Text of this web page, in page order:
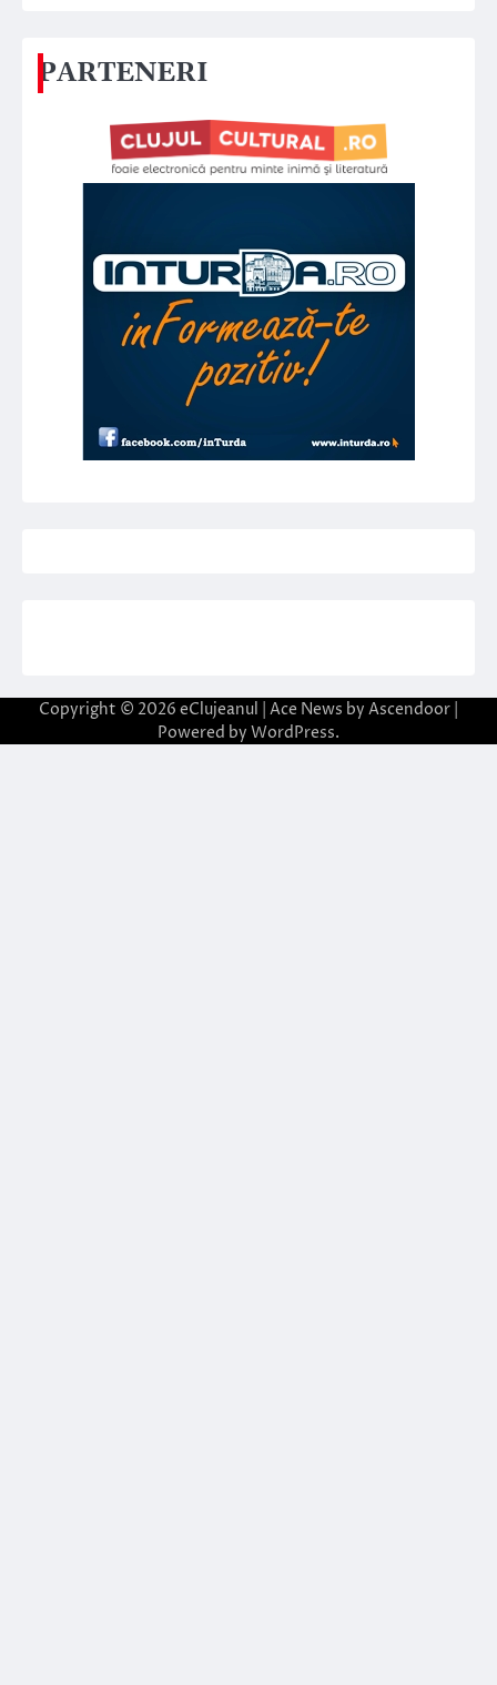
PARTENERI
Copyright © 2026 eClujeanul | Ace News by Ascendoor
Powered by WordPress.